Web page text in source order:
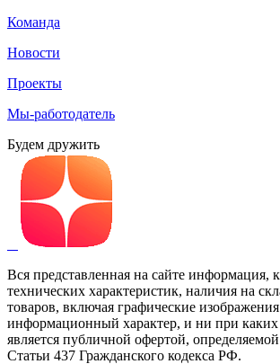
Команда
Новости
Проекты
Мы-работодатель
Будем дружить
Вся представленная на сайте информация,
технических характеристик, наличия на
товаров, включая графические
информационный характер, и ни при каких
является публичной офертой,
Статьи 437 Гражданского кодекса РФ.